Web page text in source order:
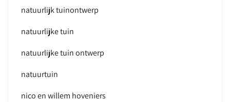
natuurlijk tuinontwerp
natuurlijke tuin
natuurlijke tuin ontwerp
natuurtuin
nico en willem hoveniers